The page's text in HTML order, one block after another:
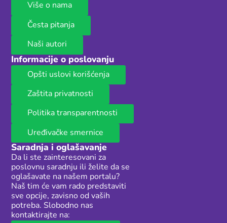
Više o nama
Česta pitanja
Naši autori
Informacije o poslovanju
Opšti uslovi korišćenja
Zaštita privatnosti
Politika transparentnosti
Uređivačke smernice
Saradnja i oglašavanje
Da li ste zainteresovani za
poslovnu saradnju ili želite da se
oglašavate na našem portalu?
Naš tim će vam rado predstaviti
sve opcije, zavisno od vaših
potreba. Slobodno nas
kontaktirajte na: